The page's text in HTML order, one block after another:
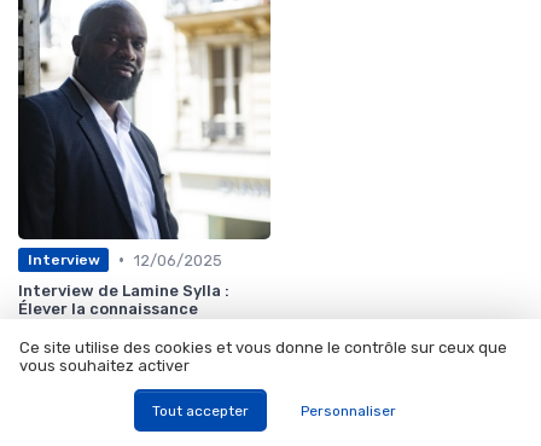
Interview • 12/06/2025
Interview de Lamine Sylla :
Élever la connaissance
avenir
Ce site utilise des cookies et vous donne le contrôle sur ceux que
vous souhaitez activer
Tout accepter Personnaliser